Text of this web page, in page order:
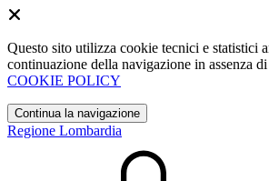
Questo sito utilizza cookie tecnici e statistici
continuazione della navigazione in assenza
COOKIE POLICY
Continua la navigazione
Regione Lombardia